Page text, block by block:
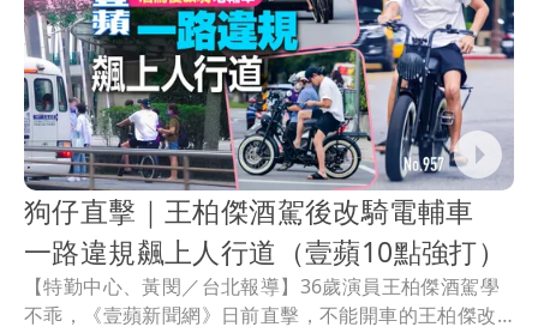
狗仔直擊｜王柏傑酒駕後改騎電輔車
一路違規飆上人行道（壹蘋10點強打）
【特勤中心、黃閔／台北報導】36歲演員王柏傑酒駕學
不乖，《壹蘋新聞網》日前直擊，不能開車的王柏傑改